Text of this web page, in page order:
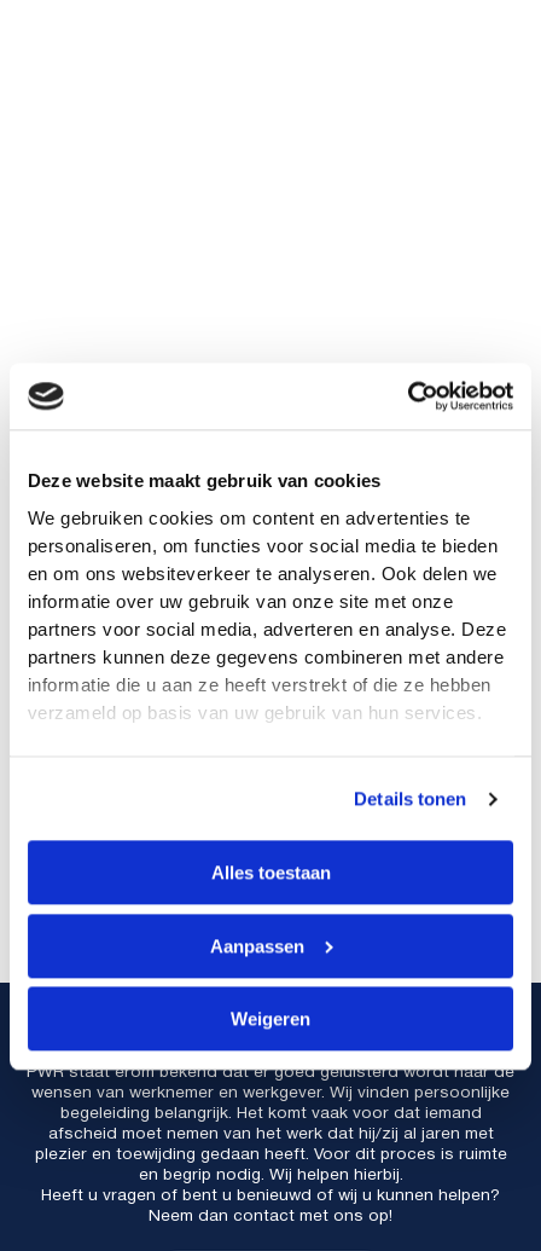
Deze website maakt gebruik van cookies
We gebruiken cookies om content en advertenties te
personaliseren, om functies voor social media te bieden
en om ons websiteverkeer te analyseren. Ook delen we
informatie over uw gebruik van onze site met onze
partners voor social media, adverteren en analyse. Deze
partners kunnen deze gegevens combineren met andere
informatie die u aan ze heeft verstrekt of die ze hebben
verzameld op basis van uw gebruik van hun services.
Details tonen
Alles toestaan
Aanpassen
Weigeren
Wat is het verschil tussen...
Wat is een probleemanalyse van...
Informatie aanvragen
PWR staat erom bekend dat er goed geluisterd wordt naar de
wensen van werknemer en werkgever. Wij vinden persoonlijke
begeleiding belangrijk. Het komt vaak voor dat iemand
afscheid moet nemen van het werk dat hij/zij al jaren met
plezier en toewijding gedaan heeft. Voor dit proces is ruimte
en begrip nodig. Wij helpen hierbij.
Heeft u vragen of bent u benieuwd of wij u kunnen helpen?
Neem dan contact met ons op!